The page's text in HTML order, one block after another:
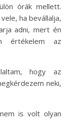
órák mellett.
ha bevállalja,
adni, mert én
értékelem az
hogy az
neki,
is volt olyan